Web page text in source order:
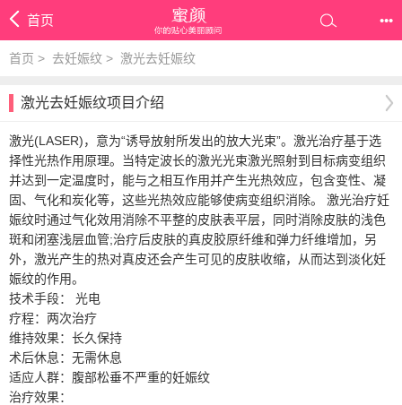
首页 •••
首页 > 去妊娠纹 > 激光去妊娠纹
激光去妊娠纹项目介绍
激光(LASER)，意为“诱导放射所发出的放大光束”。激光治疗基于选
择性光热作用原理。当特定波长的激光光束激光照射到目标病变组织
并达到一定温度时，能与之相互作用并产生光热效应，包含变性、凝
固、气化和炭化等，这些光热效应能够使病变组织消除。 激光治疗妊
娠纹时通过气化效用消除不平整的皮肤表平层，同时消除皮肤的浅色
斑和闭塞浅层血管;治疗后皮肤的真皮胶原纤维和弹力纤维增加，另
外，激光产生的热对真皮还会产生可见的皮肤收缩，从而达到淡化妊
娠纹的作用。
技术手段： 光电
疗程：两次治疗
维持效果：长久保持
术后休息：无需休息
适应人群：腹部松垂不严重的妊娠纹
治疗效果：